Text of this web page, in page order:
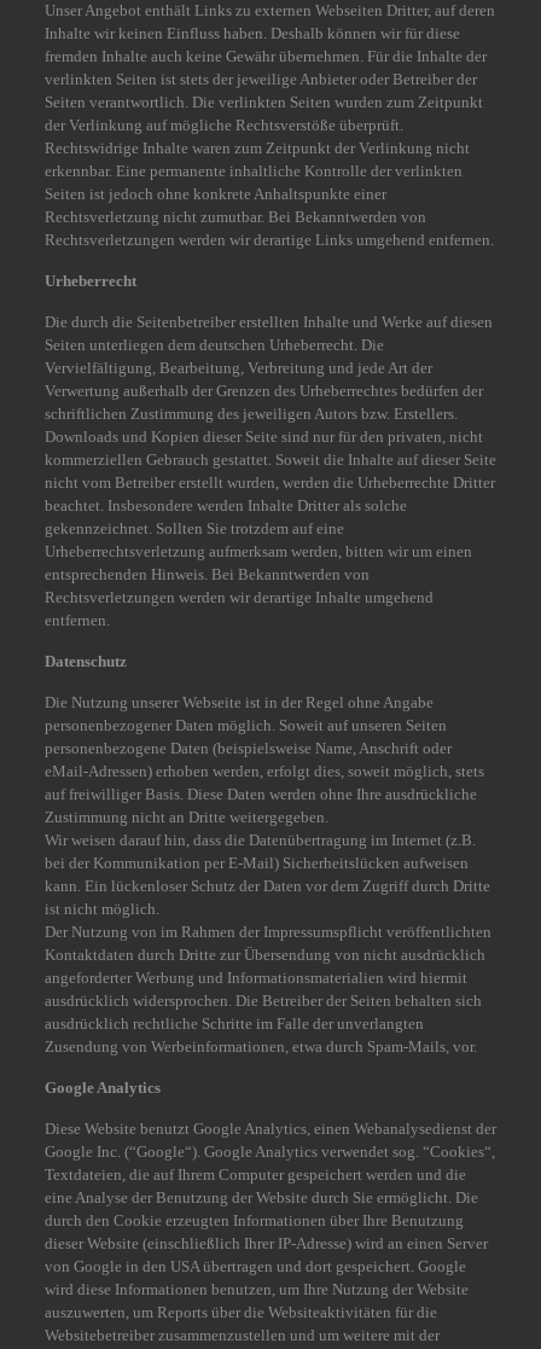
Unser Angebot enthält Links zu externen Webseiten Dritter, auf deren
Inhalte wir keinen Einfluss haben. Deshalb können wir für diese
fremden Inhalte auch keine Gewähr übernehmen. Für die Inhalte der
verlinkten Seiten ist stets der jeweilige Anbieter oder Betreiber der
Seiten verantwortlich. Die verlinkten Seiten wurden zum Zeitpunkt
der Verlinkung auf mögliche Rechtsverstöße überprüft.
Rechtswidrige Inhalte waren zum Zeitpunkt der Verlinkung nicht
erkennbar. Eine permanente inhaltliche Kontrolle der verlinkten
Seiten ist jedoch ohne konkrete Anhaltspunkte einer
Rechtsverletzung nicht zumutbar. Bei Bekanntwerden von
Rechtsverletzungen werden wir derartige Links umgehend entfernen.
Urheberrecht
Die durch die Seitenbetreiber erstellten Inhalte und Werke auf diesen
Seiten unterliegen dem deutschen Urheberrecht. Die
Vervielfältigung, Bearbeitung, Verbreitung und jede Art der
Verwertung außerhalb der Grenzen des Urheberrechtes bedürfen der
schriftlichen Zustimmung des jeweiligen Autors bzw. Erstellers.
Downloads und Kopien dieser Seite sind nur für den privaten, nicht
kommerziellen Gebrauch gestattet. Soweit die Inhalte auf dieser Seite
nicht vom Betreiber erstellt wurden, werden die Urheberrechte Dritter
beachtet. Insbesondere werden Inhalte Dritter als solche
gekennzeichnet. Sollten Sie trotzdem auf eine
Urheberrechtsverletzung aufmerksam werden, bitten wir um einen
entsprechenden Hinweis. Bei Bekanntwerden von
Rechtsverletzungen werden wir derartige Inhalte umgehend
entfernen.
Datenschutz
Die Nutzung unserer Webseite ist in der Regel ohne Angabe
personenbezogener Daten möglich. Soweit auf unseren Seiten
personenbezogene Daten (beispielsweise Name, Anschrift oder
eMail-Adressen) erhoben werden, erfolgt dies, soweit möglich, stets
auf freiwilliger Basis. Diese Daten werden ohne Ihre ausdrückliche
Zustimmung nicht an Dritte weitergegeben.
Wir weisen darauf hin, dass die Datenübertragung im Internet (z.B.
bei der Kommunikation per E-Mail) Sicherheitslücken aufweisen
kann. Ein lückenloser Schutz der Daten vor dem Zugriff durch Dritte
ist nicht möglich.
Der Nutzung von im Rahmen der Impressumspflicht veröffentlichten
Kontaktdaten durch Dritte zur Übersendung von nicht ausdrücklich
angeforderter Werbung und Informationsmaterialien wird hiermit
ausdrücklich widersprochen. Die Betreiber der Seiten behalten sich
ausdrücklich rechtliche Schritte im Falle der unverlangten
Zusendung von Werbeinformationen, etwa durch Spam-Mails, vor.
Google Analytics
Diese Website benutzt Google Analytics, einen Webanalysedienst der
Google Inc. (“Google“). Google Analytics verwendet sog. “Cookies“,
Textdateien, die auf Ihrem Computer gespeichert werden und die
eine Analyse der Benutzung der Website durch Sie ermöglicht. Die
durch den Cookie erzeugten Informationen über Ihre Benutzung
dieser Website (einschließlich Ihrer IP-Adresse) wird an einen Server
von Google in den USA übertragen und dort gespeichert. Google
wird diese Informationen benutzen, um Ihre Nutzung der Website
auszuwerten, um Reports über die Websiteaktivitäten für die
Websitebetreiber zusammenzustellen und um weitere mit der